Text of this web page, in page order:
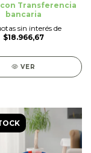
con Transferencia
bancaria
sin interés de
$18.966,67
VER